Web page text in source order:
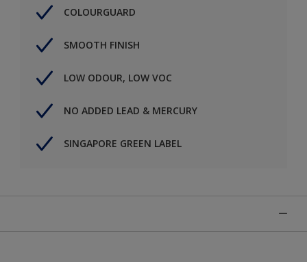
COLOURGUARD
SMOOTH FINISH
LOW ODOUR, LOW VOC
NO ADDED LEAD & MERCURY
SINGAPORE GREEN LABEL